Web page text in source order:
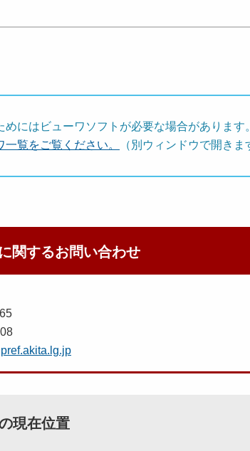
めにはビューワソフトが必要な場合があります。
覧をご覧ください。
（別ウィンドウで開きま
関するお問い合わせ
現在位置